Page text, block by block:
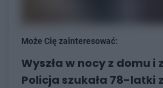
Może Cię zainteresować:
Wyszła w nocy z domu i
Policja szukała 78-latki